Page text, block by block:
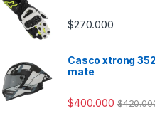
$270.000
Casco xtrong
mate
$400.000 $